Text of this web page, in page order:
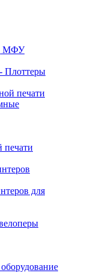
МФУ
Плоттеры
печати
для